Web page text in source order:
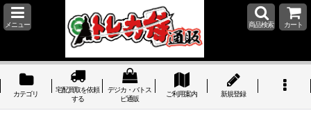
メニュー 商品検索 カート
カテゴリ
宅配買取を依頼
する
デジカ・バトス
ピ通販
ご利用案内 新規登録